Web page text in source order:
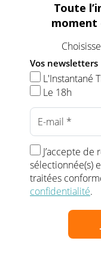
Toute
moment
Vos newsletters
L'Instantané
Le 18h
J’accepte
sélectionnée(s)
traitées
confidentialité.